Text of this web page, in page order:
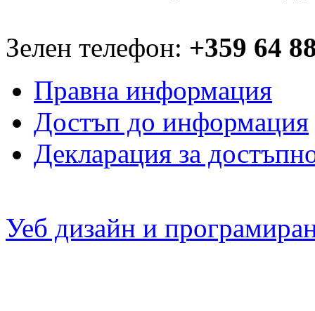
Зелен телефон: +359 64
Правна информация
Достъп до информация
Декларация за
Уеб дизайн и